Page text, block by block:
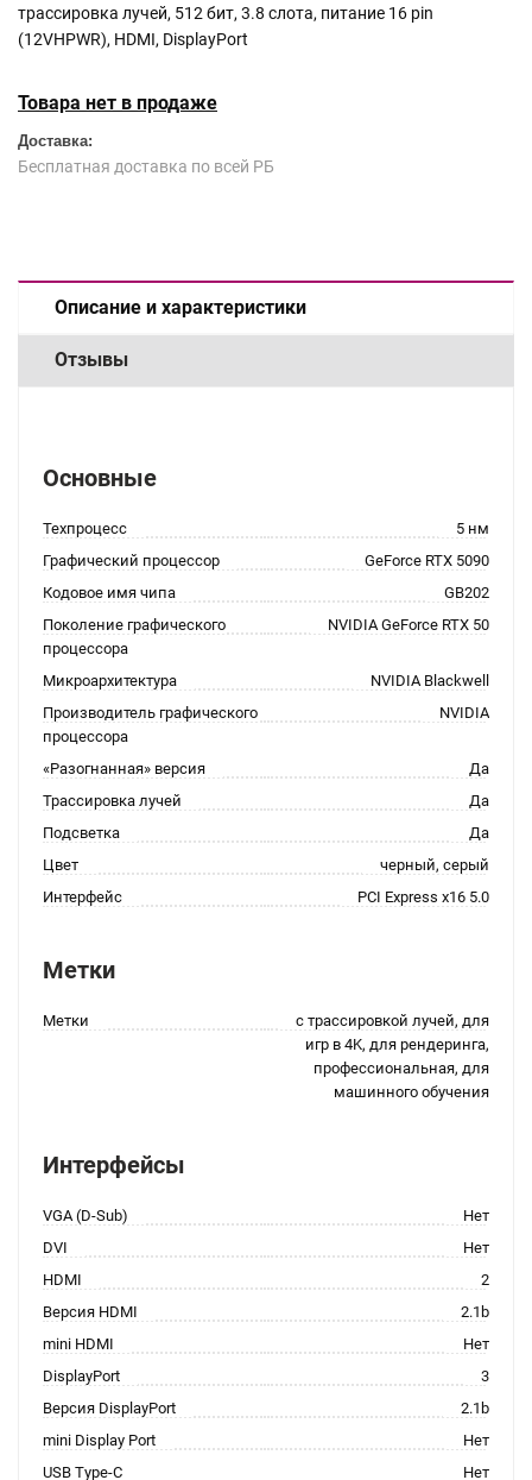
трассировка лучей, 512 бит, 3.8 слота, питание 16 pin
(12VHPWR), HDMI, DisplayPort
Товара нет в продаже
Доставка:
Бесплатная доставка по всей РБ
Описание и характеристики
Отзывы
Основные
Техпроцесс
5 нм
Графический процессор
GeForce RTX 5090
Кодовое имя чипа
GB202
Поколение графического
процессора
NVIDIA GeForce RTX 50
Микроархитектура
NVIDIA Blackwell
Производитель графического
процессора
NVIDIA
«Разогнанная» версия
Да
Трассировка лучей
Да
Подсветка
Да
Цвет
черный, серый
Интерфейс
PCI Express x16 5.0
Метки
Метки
с трассировкой лучей, для
игр в 4K, для рендеринга,
профессиональная, для
машинного обучения
Интерфейсы
VGA (D-Sub)
Нет
DVI
Нет
HDMI
2
Версия HDMI
2.1b
mini HDMI
Нет
DisplayPort
3
Версия DisplayPort
2.1b
mini Display Port
Нет
USB Type-C
Нет